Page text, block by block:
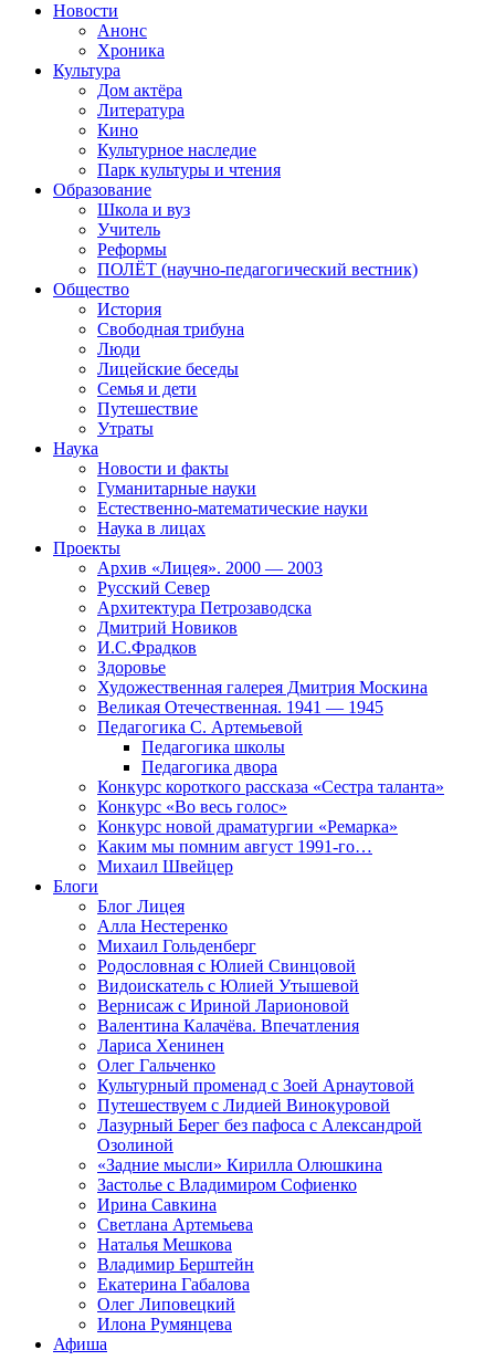
Новости
Анонс
Хроника
Культура
Дом актёра
Литература
Кино
Культурное наследие
Парк культуры и чтения
Образование
Школа и вуз
Учитель
Реформы
ПОЛЁТ (научно-педагогический вестник)
Общество
История
Свободная трибуна
Люди
Лицейские беседы
Семья и дети
Путешествие
Утраты
Наука
Новости и факты
Гуманитарные науки
Естественно-математические науки
Наука в лицах
Проекты
Архив «Лицея». 2000 — 2003
Русский Север
Архитектура Петрозаводска
Дмитрий Новиков
И.С.Фрадков
Здоровье
Художественная галерея Дмитрия Москина
Великая Отечественная. 1941 — 1945
Педагогика С. Артемьевой
Педагогика школы
Педагогика двора
Конкурс короткого рассказа «Сестра таланта»
Конкурс «Во весь голос»
Конкурс новой драматургии «Ремарка»
Каким мы помним август 1991-го…
Михаил Швейцер
Блоги
Блог Лицея
Алла Нестеренко
Михаил Гольденберг
Родословная с Юлией Свинцовой
Видоискатель с Юлией Утышевой
Вернисаж с Ириной Ларионовой
Валентина Калачёва. Впечатления
Лариса Хенинен
Олег Гальченко
Культурный променад с Зоей Арнаутовой
Путешествуем с Лидией Винокуровой
Лазурный Берег без пафоса с Александрой
Озолиной
«Задние мысли» Кирилла Олюшкина
Застолье с Владимиром Софиенко
Ирина Савкина
Светлана Артемьева
Наталья Мешкова
Владимир Берштейн
Екатерина Габалова
Олег Липовецкий
Илона Румянцева
Афиша